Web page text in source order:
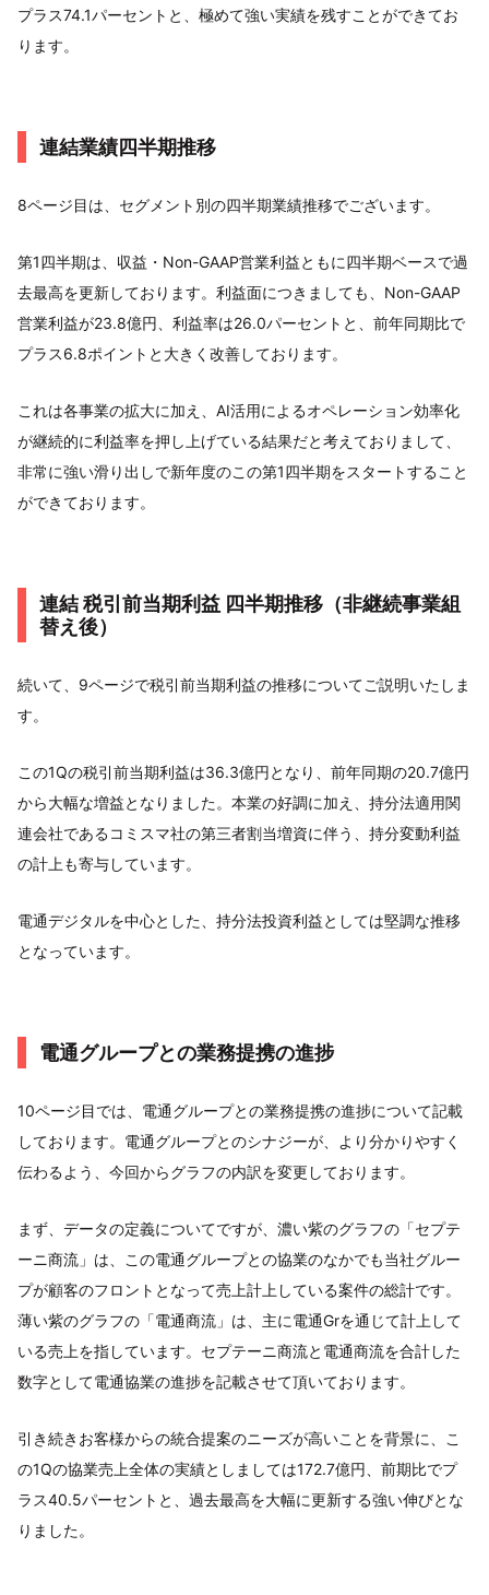
プラス74.1パーセントと、極めて強い実績を残すことができてお
ります。
連結業績四半期推移
8ページ目は、セグメント別の四半期業績推移でございます。
第1四半期は、収益・Non-GAAP営業利益ともに四半期ベースで過
去最高を更新しております。利益面につきましても、Non-GAAP
営業利益が23.8億円、利益率は26.0パーセントと、前年同期比で
プラス6.8ポイントと大きく改善しております。
これは各事業の拡大に加え、AI活用によるオペレーション効率化
が継続的に利益率を押し上げている結果だと考えておりまして、
非常に強い滑り出しで新年度のこの第1四半期をスタートすること
ができております。
連結 税引前当期利益 四半期推移（非継続事業組
替え後）
続いて、9ページで税引前当期利益の推移についてご説明いたしま
す。
この1Qの税引前当期利益は36.3億円となり、前年同期の20.7億円
から大幅な増益となりました。本業の好調に加え、持分法適用関
連会社であるコミスマ社の第三者割当増資に伴う、持分変動利益
の計上も寄与しています。
電通デジタルを中心とした、持分法投資利益としては堅調な推移
となっています。
電通グループとの業務提携の進捗
10ページ目では、電通グループとの業務提携の進捗について記載
しております。電通グループとのシナジーが、より分かりやすく
伝わるよう、今回からグラフの内訳を変更しております。
まず、データの定義についてですが、濃い紫のグラフの「セプテ
ーニ商流」は、この電通グループとの協業のなかでも当社グルー
プが顧客のフロントとなって売上計上している案件の総計です。
薄い紫のグラフの「電通商流」は、主に電通Grを通じて計上して
いる売上を指しています。セプテーニ商流と電通商流を合計した
数字として電通協業の進捗を記載させて頂いております。
引き続きお客様からの統合提案のニーズが高いことを背景に、こ
の1Qの協業売上全体の実績としましては172.7億円、前期比でプ
ラス40.5パーセントと、過去最高を大幅に更新する強い伸びとな
りました。